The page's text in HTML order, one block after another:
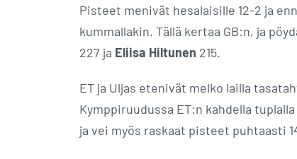
Pisteet menivät hesalaisille 12-2 ja
kummallakin. Tällä kertaa GB:n, ja
227 ja Eliisa Hiltunen 215.
ET ja Uljas etenivät melko lailla
Kymppiruudussa ET:n kahdella
ja vei myös raskaat pisteet puhtaasti